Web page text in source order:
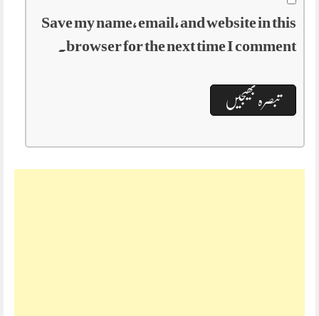
Save my name, email, and website in this
browser for the next time I comment.